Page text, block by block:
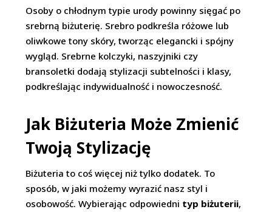
Osoby o chłodnym typie urody powinny sięgać po
srebrną biżuterię. Srebro podkreśla różowe lub
oliwkowe tony skóry, tworząc elegancki i spójny
wygląd. Srebrne kolczyki, naszyjniki czy
bransoletki dodają stylizacji subtelności i klasy,
podkreślając indywidualność i nowoczesność.
Jak Biżuteria Może Zmienić
Twoją Stylizację
Biżuteria to coś więcej niż tylko dodatek. To
sposób, w jaki możemy wyrazić nasz styl i
osobowość. Wybierając odpowiedni typ biżuterii,